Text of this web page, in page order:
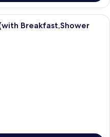
camera d'hotel moderna con
Breakfast,Shower